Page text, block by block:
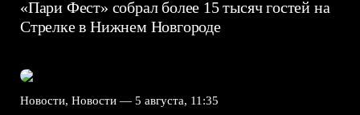
«Пари Фест» собрал более 15 тысяч гостей на
Стрелке в Нижнем Новгороде
Новости, Новости — 5 августа, 11:35